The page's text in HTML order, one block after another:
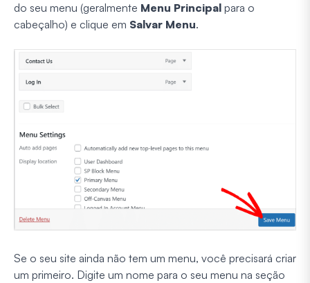
do seu menu (geralmente Menu Principal para o
cabeçalho) e clique em Salvar Menu.
Se o seu site ainda não tem um menu, você precisará criar
um primeiro. Digite um nome para o seu menu na seção